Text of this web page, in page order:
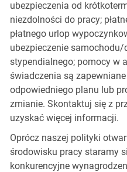
ubezpieczenia od
niezdolności do pracy;
płatnego urlop
ubezpieczenie samochodu/
stypendialnego; pomocy w
świadczenia są
odpowiedniego planu lub
zmianie. Skontaktuj się z
uzyskać więcej informacji.
Oprócz naszej polityki
środowisku pracy staramy
konkurencyjne